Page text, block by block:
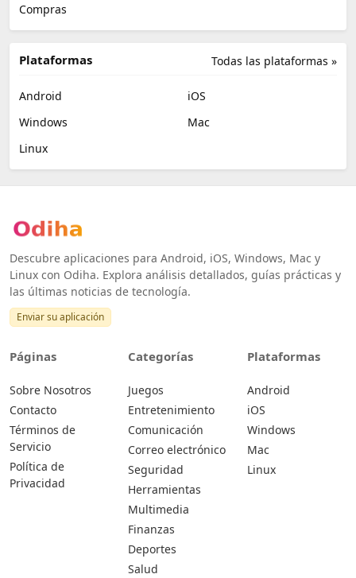
Compras
Todas las plataformas »
Plataformas
Android
iOS
Windows
Mac
Linux
Descubre aplicaciones para Android, iOS, Windows, Mac y
Linux con Odiha. Explora análisis detallados, guías prácticas y
las últimas noticias de tecnología.
Enviar su aplicación
Páginas
Sobre Nosotros
Contacto
Términos de
Servicio
Política de
Privacidad
Categorías
Juegos
Entretenimiento
Comunicación
Correo electrónico
Seguridad
Herramientas
Multimedia
Finanzas
Deportes
Salud
Plataformas
Android
iOS
Windows
Mac
Linux